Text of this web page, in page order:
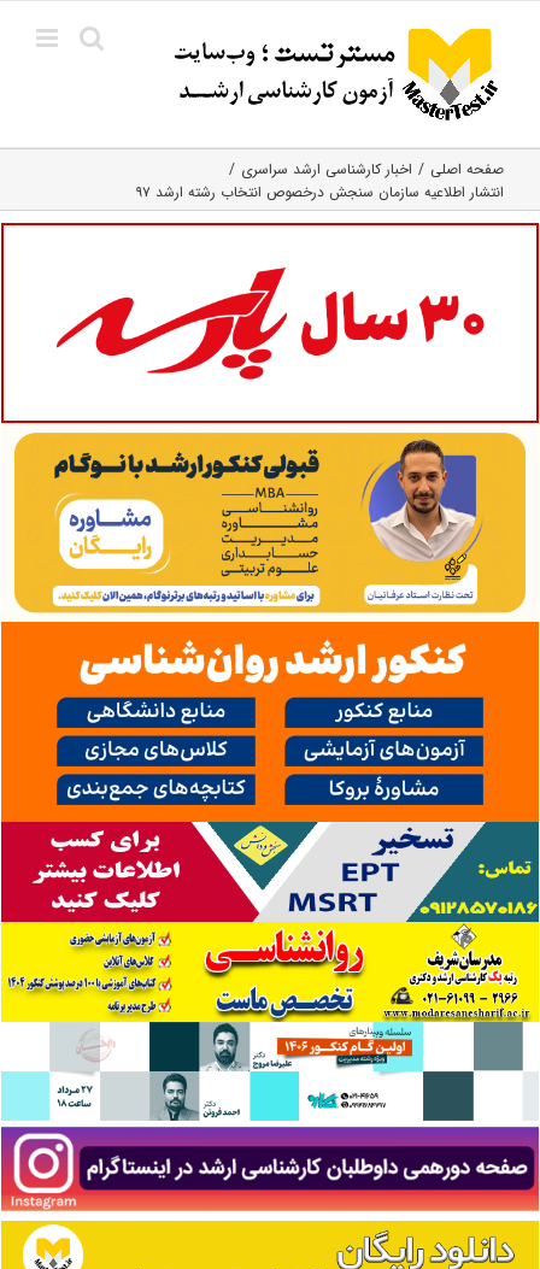
content
صفحه اصلی
اخبار کارشناسی ارشد سراسری
انتشار اطلاعیه سازمان سنجش درخصوص انتخاب رشته ارشد ۹۷